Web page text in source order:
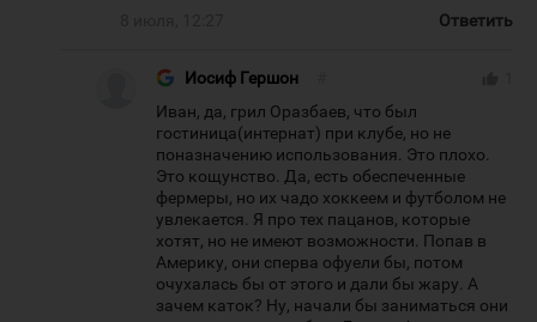
Ответить
Иосиф Гершон
Иван, да, грил Оразбаев, что был
гостиница(интернат) при клубе, но не
поназначению использования. Это плохо.
Это кощунство. Да, есть обеспеченные
фермеры, но их чадо хоккеем и футболом не
увлекается. Я про тех пацанов, которые
хотят, но не имеют возможности. Попав в
Америку, они сперва офуели бы, потом
очухалась бы от этого и дали бы жару. А
зачем каток? Ну, начали бы заниматься они